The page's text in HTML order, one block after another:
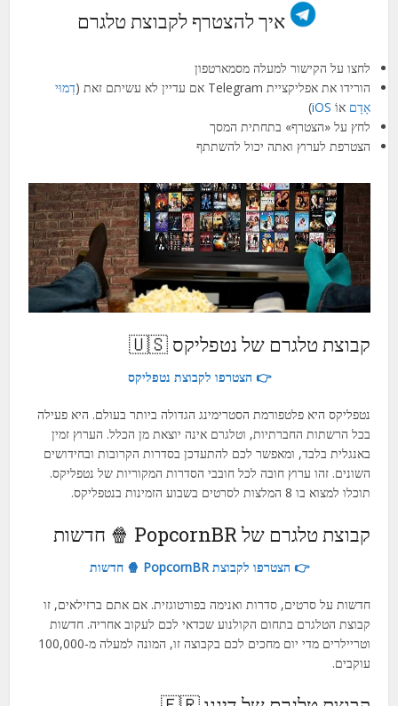
איך להצטרף לקבוצת טלגרם
לחצו על הקישור למעלה מסמארטפון
הורידו את אפליקציית Telegram אם עדיין לא עשיתם זאת (
דְמוּי
אָדָם אוֹ iOS
)
לחץ על «הצטרף» בתחתית המסך
הצטרפת לערוץ ואתה יכול להשתתף
קבוצת טלגרם של נטפליקס 🇺🇸
👉 הצטרפו לקבוצת נטפליקס
נטפליקס היא פלטפורמת הסטרימינג הגדולה ביותר בעולם. היא פעילה
בכל הרשתות החברתיות, וטלגרם אינה יוצאת מן הכלל. הערוץ זמין
באנגלית בלבד, ומאפשר לכם להתעדכן בסדרות הקרובות ובחידושים
השונים. זהו ערוץ חובה לכל חובבי הסדרות המקוריות של נטפליקס.
תוכלו למצוא בו 8 המלצות לסרטים בשבוע הזמינות בנטפליקס.
קבוצת טלגרם של PopcornBR 🍿 חדשות
👉 הצטרפו לקבוצת PopcornBR 🍿 חדשות
חדשות על סרטים, סדרות ואנימה בפורטוגזית. אם אתם ברזילאים, זו
קבוצת הטלגרם בתחום הקולנוע שכדאי לכם לעקוב אחריה. חדשות
וטריילרים מדי יום מחכים לכם בקבוצה זו, המונה למעלה מ-100,000
עוקבים.